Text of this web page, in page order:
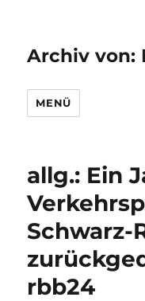
Archiv von:
MENÜ
allg.: Ein
Schwarz-
rbb24